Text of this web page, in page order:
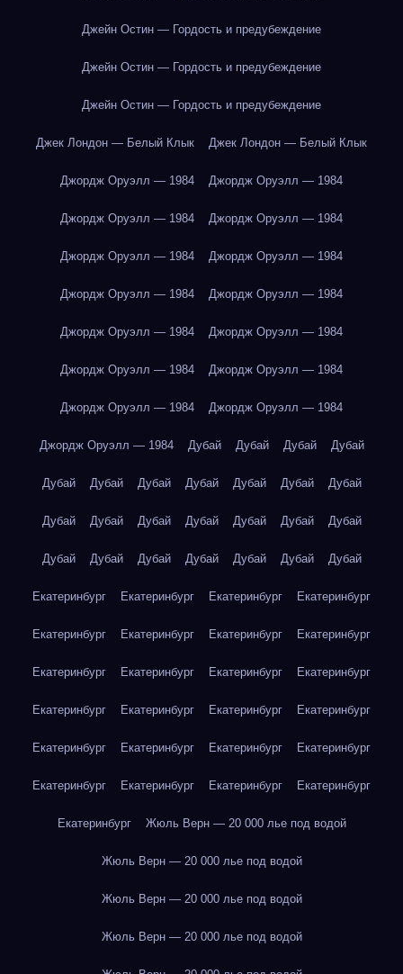
Джейн Остин — Гордость и предубеждение
Джейн Остин — Гордость и предубеждение
Джейн Остин — Гордость и предубеждение
Джек Лондон — Белый Клык Джек Лондон — Белый Клык
Джордж Оруэлл — 1984 Джордж Оруэлл — 1984
Джордж Оруэлл — 1984 Джордж Оруэлл — 1984
Джордж Оруэлл — 1984 Джордж Оруэлл — 1984
Джордж Оруэлл — 1984 Джордж Оруэлл — 1984
Джордж Оруэлл — 1984 Джордж Оруэлл — 1984
Джордж Оруэлл — 1984 Джордж Оруэлл — 1984
Джордж Оруэлл — 1984 Джордж Оруэлл — 1984
Джордж Оруэлл — 1984 Дубай Дубай Дубай Дубай
Дубай Дубай Дубай Дубай Дубай Дубай Дубай
Дубай Дубай Дубай Дубай Дубай Дубай Дубай
Дубай Дубай Дубай Дубай Дубай Дубай Дубай
Екатеринбург Екатеринбург Екатеринбург Екатеринбург
Екатеринбург Екатеринбург Екатеринбург Екатеринбург
Екатеринбург Екатеринбург Екатеринбург Екатеринбург
Екатеринбург Екатеринбург Екатеринбург Екатеринбург
Екатеринбург Екатеринбург Екатеринбург Екатеринбург
Екатеринбург Екатеринбург Екатеринбург Екатеринбург
Екатеринбург Жюль Верн — 20 000 лье под водой
Жюль Верн — 20 000 лье под водой
Жюль Верн — 20 000 лье под водой
Жюль Верн — 20 000 лье под водой